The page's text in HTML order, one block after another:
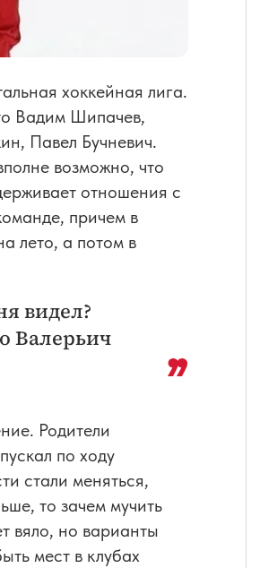
хоккейная лига.
Вадим Шипачев,
Павел Бучневич.
возможно, что
отношения с
причем в
лето, а потом в
видел?
Валерьич
Родители
по ходу
стали меняться,
то зачем мучить
вяло, но варианты
мест в клубах